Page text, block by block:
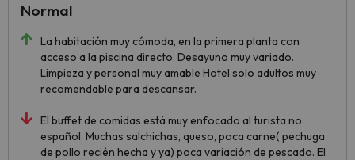
La habitación muy cómoda, en la primera planta con
acceso a la piscina directo. Desayuno muy variado.
Limpieza y personal muy amable Hotel solo adultos muy
recomendable para descansar.
El buffet de comidas está muy enfocado al turista no
español. Muchas salchichas, queso, poca carne( pechuga
de pollo recién hecha y ya) poca variación de pescado. El
Normal